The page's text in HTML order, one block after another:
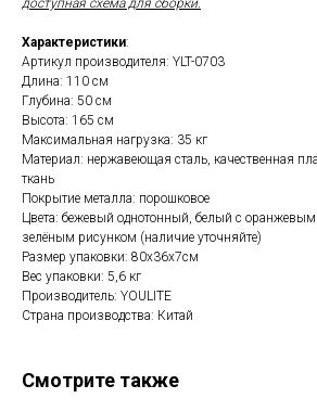
доступная схема для сборки.
Характеристики:
Артикул производителя: YLT-0703
Длина: 110 см
Глубина: 50 см
Высота: 165 см
Максимальная нагрузка: 35 кг
Материал: нержавеющая сталь, качественная
ткань
Покрытие металла: порошковое
Цвета: бежевый однотонный, белый с
зелёным рисунком (наличие уточняйте)
Размер упаковки: 80х36х7см
Вес упаковки: 5,6 кг
Производитель: YOULITE
Страна производства: Китай
Смотрите также